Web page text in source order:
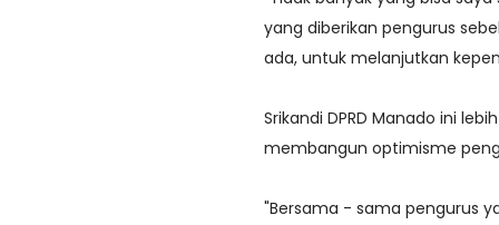
yang diberikan pengurus
ada, untuk melanjutkan
Srikandi DPRD Manado ini
membangun optimisme
"Bersama - sama pengurus